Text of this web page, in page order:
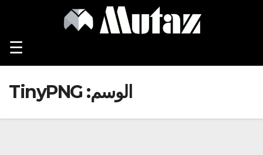
☰
الوسم:TinyPNG